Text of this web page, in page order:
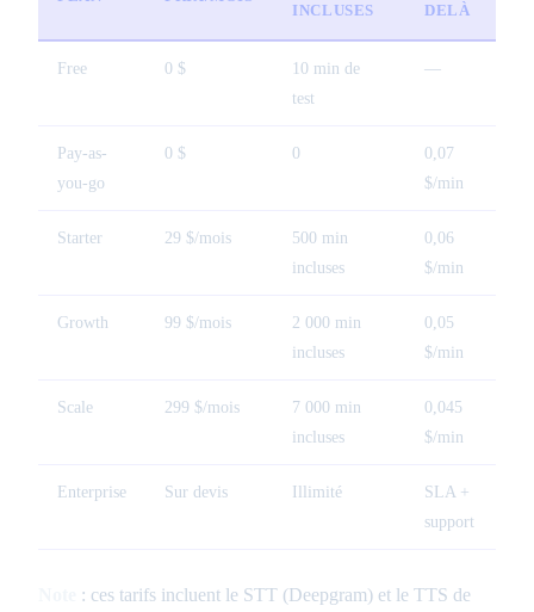
INCLUSES
DELÀ
Free 0 $
10 min de
test
—
Pay-as-
you-go
0 $ 0
0,07
$/min
Starter 29 $/mois
500 min
incluses
0,06
$/min
Growth 99 $/mois
2 000 min
incluses
0,05
$/min
Scale 299 $/mois
7 000 min
incluses
0,045
$/min
Enterprise Sur devis Illimité
SLA +
support
: ces tarifs incluent le STT (Deepgram) et le TTS de